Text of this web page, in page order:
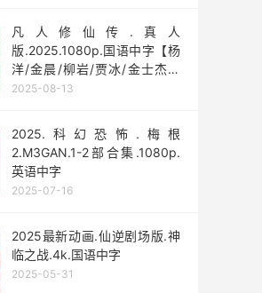
凡人修仙传.真人
版.2025.1080p.国语中字【杨
洋/金晨/柳岩/贾冰/金士杰】
【全30集】
2025-08-13
2025.科幻恐怖.梅根
2.M3GAN.1-2部合集.1080p.
英语中字
2025-07-16
2025最新动画.仙逆剧场版.神
临之战.4k.国语中字
2025-05-31